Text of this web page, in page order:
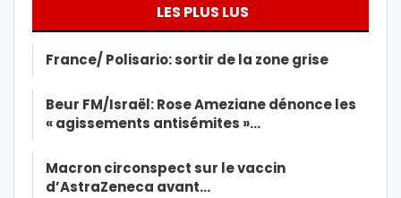
LES PLUS LUS
France/ Polisario: sortir de la zone grise
Beur FM/Israël: Rose Ameziane dénonce les
« agissements antisémites »…
Macron circonspect sur le vaccin
d’AstraZeneca avant…